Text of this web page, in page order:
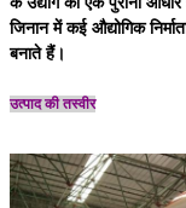
जिनान में कई औद्योगिक
बनाते हैं।
उत्पाद की तस्वीर